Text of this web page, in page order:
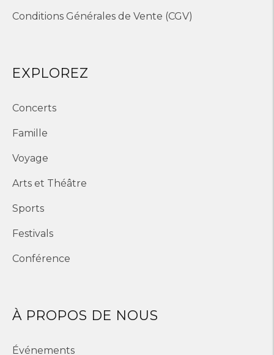
Conditions Générales de Vente (CGV)
EXPLOREZ
Concerts
Famille
Voyage
Arts et Théâtre
Sports
Festivals
Conférence
À PROPOS DE NOUS
Événements